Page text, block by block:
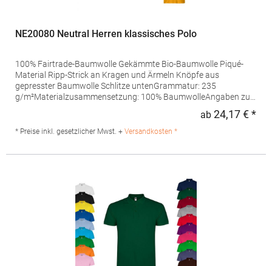
NE20080 Neutral Herren klassisches Polo
100% Fairtrade-Baumwolle Gekämmte Bio-Baumwolle Piqué-
Material Ripp-Strick an Kragen und Ärmeln Knöpfe aus
gepresster Baumwolle Schlitze untenGrammatur: 235
g/m²Materialzusammensetzung: 100% BaumwolleAngaben zur
A/S VESTERBROGADE 149 BUILDING 6, GROUND FLOOR 1620
COPENHAGEN V Dänemark E-Mail: neutral@neutral.com
ab 24,17 € *
* Preise inkl. gesetzlicher Mwst. + Versandkosten *